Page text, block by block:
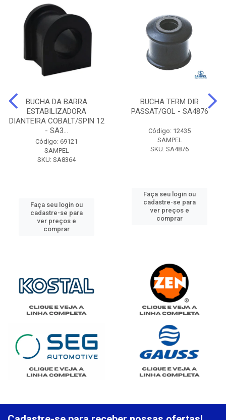
BUCHA DA BARRA
ESTABILIZADORA
DIANTEIRA COBALT/SPIN 12
- SA3...
Código: 69121
SAMPEL
SKU: SA8364
Faça seu login ou
cadastre-se para
ver preços e
comprar
BUCHA TERM DIR
PASSAT/GOL - SA4876
Código: 12435
SAMPEL
SKU: SA4876
Faça seu login ou
cadastre-se para
ver preços e
comprar